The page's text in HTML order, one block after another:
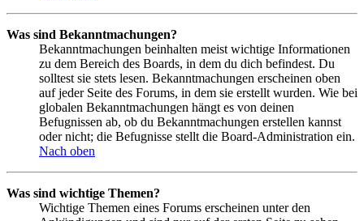
Was sind Bekanntmachungen?
Bekanntmachungen beinhalten meist wichtige Informationen
zu dem Bereich des Boards, in dem du dich befindest. Du
solltest sie stets lesen. Bekanntmachungen erscheinen oben
auf jeder Seite des Forums, in dem sie erstellt wurden. Wie bei
globalen Bekanntmachungen hängt es von deinen
Befugnissen ab, ob du Bekanntmachungen erstellen kannst
oder nicht; die Befugnisse stellt die Board-Administration ein.
Nach oben
Was sind wichtige Themen?
Wichtige Themen eines Forums erscheinen unter den